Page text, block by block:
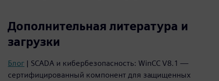
Дополнительная литература и
загрузки
Блог | SCADA и кибербезопасность: WinCC V8.1 —
сертифицированный компонент для защищенных